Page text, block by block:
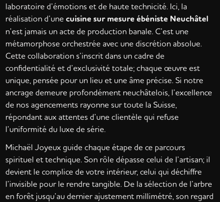
laboratoire d’émotions et de haute technicité. Ici, la
réalisation d’unecuisine sur mesure ébéniste Neuchâtel
n’est jamais un acte de production banale. C’est une
métamorphose orchestrée avec une discrétion absolue.
Cette collaboration s’inscrit dans un cadre de
confidentialité et d’exclusivité totale; chaque œuvre est
unique, pensée pour un lieu et une âme précise. Si notre
ancrage demeure profondément neuchâtelois, l’excellence
de nos agencements rayonne sur toute la Suisse,
répondant aux attentes d’une clientèle qui refuse
l’uniformité du luxe de série.
Michaël Joyeux guide chaque étape de ce parcours
spirituel et technique. Son rôle dépasse celui de l’artisan; il
devient le complice de votre intérieur, celui qui déchiffre
l’invisible pour le rendre tangible. De la sélection de l’arbre
en forêt jusqu’au dernier ajustement millimétré, son regard